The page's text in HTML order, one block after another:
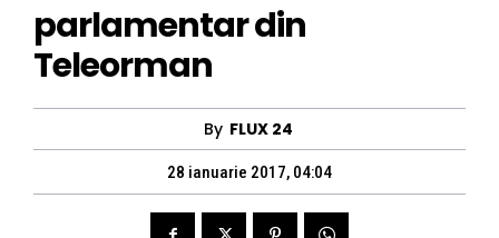
parlamentar din
Teleorman
By FLUX 24
28 ianuarie 2017, 04:04